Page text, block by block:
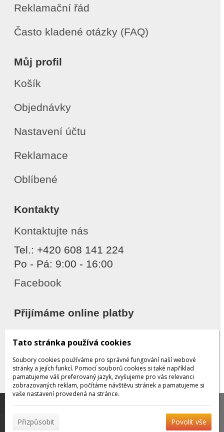
Reklamační řád
Často kladené otázky (FAQ)
Můj profil
Košík
Objednávky
Nastavení účtu
Reklamace
Oblíbené
Kontakty
Kontaktujte nás
Tel.: +420 608 141 224
Po - Pá: 9:00 - 16:00
Facebook
Přijímáme online platby
Děkujeme za důvěru
© 2026 WEXBO | |Přihlásit
pomáhají poskytovat služby. Používáním našich služeb
vyjadřujete souhlas s používáním souborů cookies.Více
✖
Tato stránka používá cookies
Soubory cookies používáme pro správné fungování naší webové
stránky a jejích funkcí. Pomocí souborů cookies si také například
pamatujeme váš preferovaný jazyk, zvyšujeme pro vás relevanci
zobrazovaných reklam, počítáme návštěvu stránek a pamatujeme si
vaše nastavení provedená na stránce.
Přizpůsobit Povolit vše